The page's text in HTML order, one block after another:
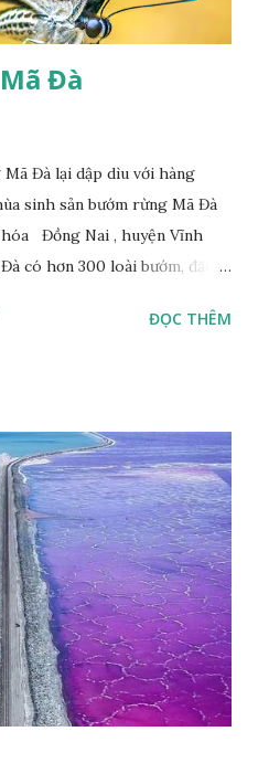
Đà
Đà lại dập dìu với hàng
sinh sản bướm rừng Mã Đà
Đồng Nai , huyện Vĩnh
có hơn 300 loài bướm, đặc
đặc trưng là cái đuôi dài
ĐỌC THÊM